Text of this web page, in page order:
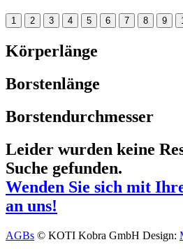
1 2 3 4 5 6 7 8 9
Körperlänge
Borstenlänge
Borstendurchmesser
Leider wurden keine
Suche gefunden.
Wenden Sie sich mit
an uns!
AGBs © KOTI Kobra GmbH Design: